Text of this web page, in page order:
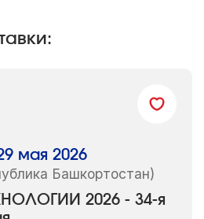
2026 - 34-я
мая 2026
Башкортостан)